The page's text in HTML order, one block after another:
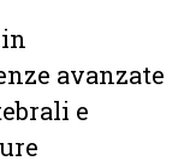
avanzate
e